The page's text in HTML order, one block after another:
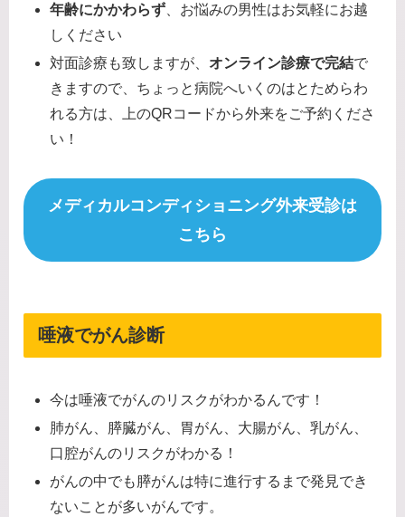
年齢にかかわらず 、お悩みの男性はお気軽にお越
しください
対面診療も致しますが、 オンライン診療で完結で
きますので、ちょっと病院へいくのはとためらわ
れる方は、上のQRコードから外来をご予約くださ
い！
メディカルコンディショニング外来受診は
こちら
唾液でがん診断
今は唾液でがんのリスクがわかるんです！
肺がん、膵臓がん、胃がん、大腸がん、乳がん、
口腔がんのリスクがわかる！
がんの中でも膵がんは特に進行するまで発見でき
ないことが多いがんです。